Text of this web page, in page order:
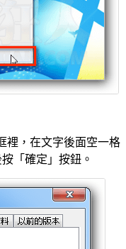
裡，在文字後面空一格
「確定」按鈕。